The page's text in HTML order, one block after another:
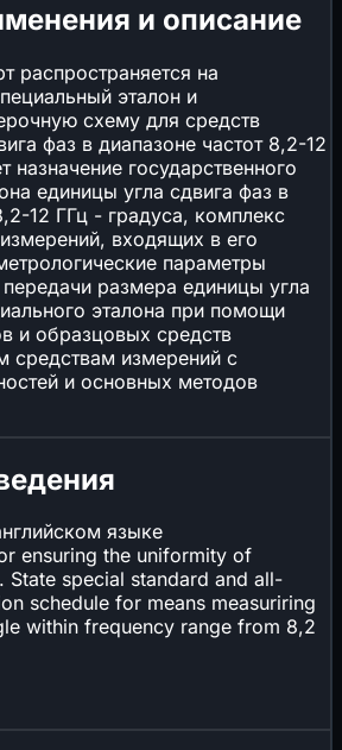
и описание
распространяется на
эталон и
схему для средств
фаз в диапазоне частот 8,2-12
назначение государственного
единицы угла сдвига фаз в
12 ГГц - градуса, комплекс
входящих в его
параметры
размера единицы угла
эталона при помощи
и образцовых средств
средствам измерений с
и основных методов
языке
ensuring the uniformity of
State special standard and all-
schedule for means measuriring
within frequency range from 8,2